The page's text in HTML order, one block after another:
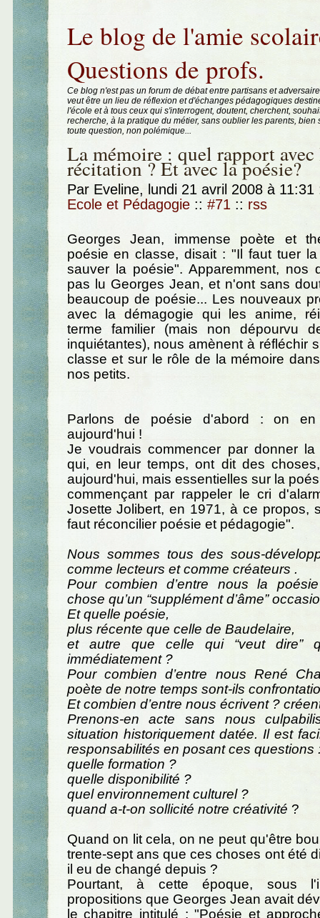
Le blog de l'amie
Questions de profs.
Ce blog n'est pas un forum de débat entre partisans et
veut être un lieu de réflexion et d'échanges pédagogiques
l'école et à tous ceux qui s'interrogent, doutent, cherchent,
recherche, à la pratique du métier, sans oublier les parents, bien
toute question, non polémique...
La mémoire : quel rapport avec
récitation ? Et avec la poésie?
Par Eveline, lundi 21 avril 2008 à 11:31
Ecole et Pédagogie :: #71 :: rss
Georges Jean, immense poète et
poésie en classe, disait : "Il faut tuer
sauver la poésie". Apparemment, nos
pas lu Georges Jean, et n'ont sans
beaucoup de poésie... Les nouveaux
avec la démagogie qui les anime,
terme familier (mais non dépourvu
inquiétantes), nous amènent à réfléchir
classe et sur le rôle de la mémoire
nos petits.
Parlons de poésie d'abord : on
aujourd'hui !
Je voudrais commencer par donner
qui, en leur temps, ont dit des
aujourd'hui, mais essentielles sur la
commençant par rappeler le cri
Josette Jolibert, en 1971, à ce propos,
faut réconcilier poésie et pédagogie".
Nous sommes tous des sous-
comme lecteurs et comme créateurs .
Pour combien d’entre nous la
chose qu’un “supplément d’âme”
Et quelle poésie,
plus récente que celle de Baudelaire,
et autre que celle qui “veut dire”
immédiatement ?
Pour combien d’entre nous René
poète de notre temps sont-ils
Et combien d’entre nous écrivent ?
Prenons-en acte sans nous
situation historiquement datée. Il est
responsabilités en posant ces questions
quelle formation ?
quelle disponibilité ?
quel environnement culturel ?
quand a-t-on sollicité notre créativité ?
Quand on lit cela, on ne peut qu'être
trente-sept ans que ces choses ont été
il eu de changé depuis ?
Pourtant, à cette époque, sous
propositions que Georges Jean avait
le chapitre intitulé : "Poésie et